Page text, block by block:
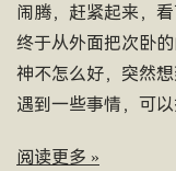
闹腾，赶紧起来，
终于从外面把次卧
神不怎么好，突然
遇到一些事情，可
阅读更多 »